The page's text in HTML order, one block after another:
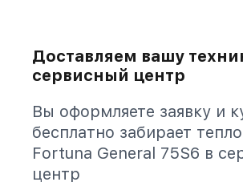
Доставляем вашу
сервисный центр
Вы оформляете заявку и
бесплатно забирает
Fortuna General 75S6 в
центр